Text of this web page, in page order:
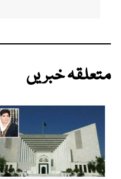
متعلقہ خبریں